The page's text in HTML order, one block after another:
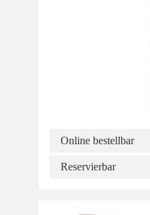
Online bestellbar
Reservierbar